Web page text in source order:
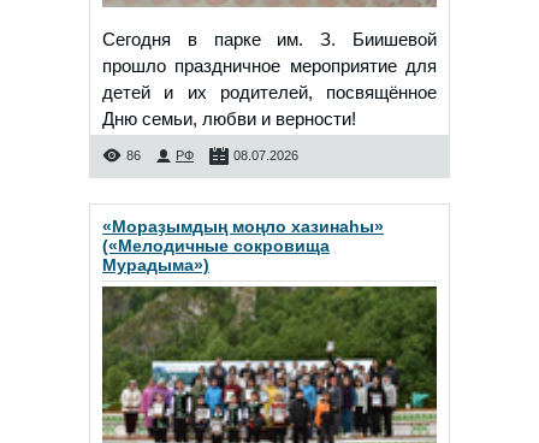
Сегодня в парке им. З. Биишевой
прошло праздничное мероприятие для
детей и их родителей, посвящённое
Дню семьи, любви и верности!
86 РФ 08.07.2026
«Мораҙымдың моңло хазинаһы»
(«Мелодичные сокровища
Мурадыма»)